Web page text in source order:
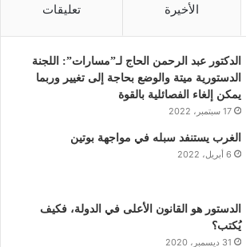
و
ك
ر
د
إ
و
ب
ق
الأخيرة تعليقات
الدكتور عبد الرحمن الحاج لـ”مسارات”: اللجنة
الدستورية ميتة والوضع بحاجة إلى تغيير وربما
يمكن إلغاء الفصائلية بالقوة
17 سبتمبر، 2022
الغرب يستنفد سبله في مواجهة بوتين
6 أبريل، 2022
الدستور هو القانون الأعلى في الدولة، فكيف
يُكتب؟
31 ديسمبر، 2020